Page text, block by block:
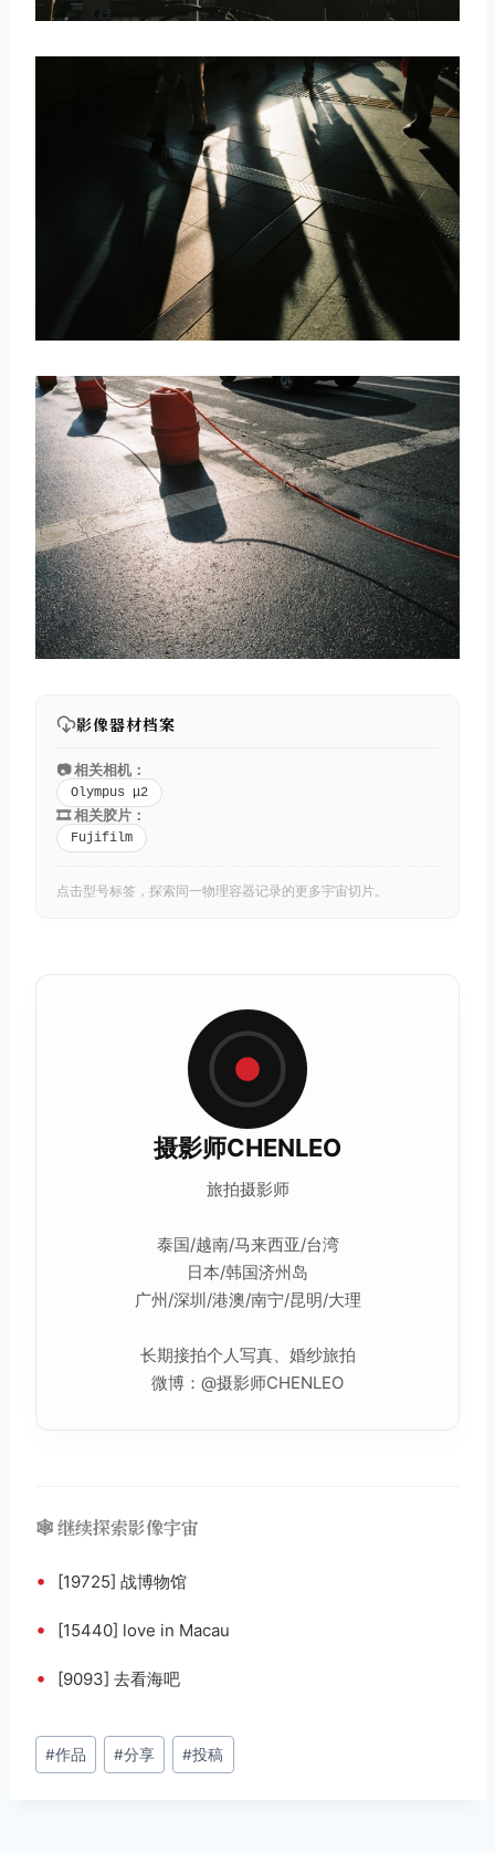
影像器材档案
📷 相关相机：
Olympus μ2
🎞️ 相关胶片：
Fujifilm
点击型号标签，探索同一物理容器记录的更多宇宙切片。
摄影师CHENLEO
旅拍摄影师
泰国/越南/马来西亚/台湾
日本/韩国济州岛
广州/深圳/港澳/南宁/昆明/大理
长期接拍个人写真、婚纱旅拍
微博：@摄影师CHENLEO
🕸️ 继续探索影像宇宙
• [19725] 战博物馆
• [15440] love in Macau
• [9093] 去看海吧
文
章
#作品 #分享 #投稿
取消 搜索